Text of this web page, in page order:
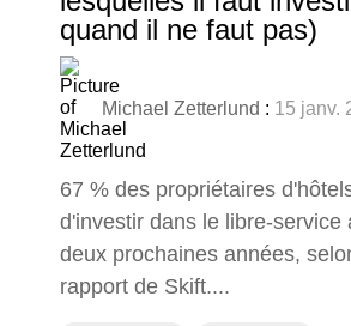
quand il ne faut pas)
Michael Zetterlund : 15 janv.
67 % des propriétaires
d'investir dans le libre-service
deux prochaines années,
rapport de Skift....